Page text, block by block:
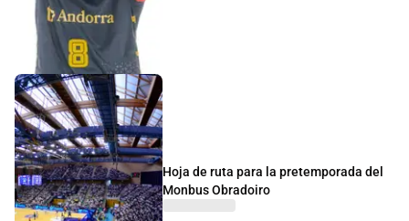
Hoja de ruta para la pretemporada del
Monbus Obradoiro